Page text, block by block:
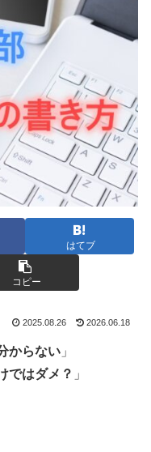
はてブ
コピー
2025.08.26 2026.06.18
からない 」
ではダメ？ 」